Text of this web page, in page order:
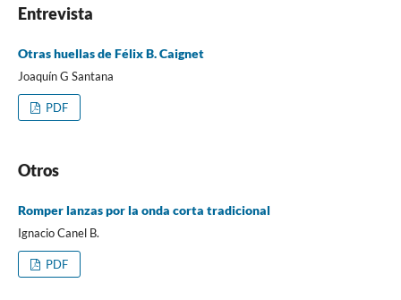
Entrevista
Otras huellas de Félix B. Caignet
Joaquín G Santana
PDF
Otros
Romper lanzas por la onda corta tradicional
Ignacio Canel B.
PDF